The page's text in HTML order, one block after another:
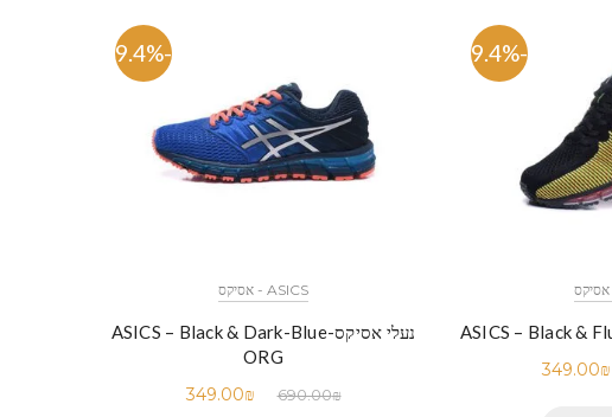
-49.4%
ASICS - אסיקס
נעלי אסיקס-ASICS – Black & Dark-Blue
ORG
690.00₪
349.00₪
-49.4%
349.00₪